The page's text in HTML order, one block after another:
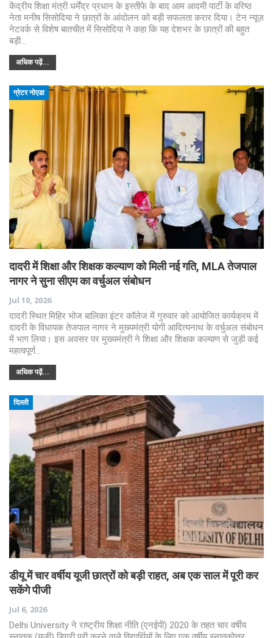
केंद्रीय शिक्षा मंत्री धर्मेंद्र प्रधान के इस्तीफे के बाद आम आदमी पार्टी के वरिष्ठ
नेता मनीष सिसोदिया ने छात्रों के आंदोलन को बड़ी सफलता करार दिया। टेन न्यूज़
नेटवर्क से विशेष बातचीत में सिसोदिया ने कहा कि यह देशभर के छात्रों की बहुत
बड़ी…
अधिक पढ़ें...
ग्रेटर नोएडा
दादरी में शिक्षा और शिक्षक कल्याण को मिली नई गति, MLA तेजपाल
नागर ने सुना सीएम का वर्चुअल संबोधन
Jul 10, 2026
दादरी स्थित मिहिर भोज बालिका इंटर कॉलेज में गुरुवार को आयोजित कार्यक्रम में
दादरी के विधायक तेजपाल नागर ने मुख्यमंत्री योगी आदित्यनाथ के वर्चुअल संबोधन
में भाग लिया। इस अवसर पर मुख्यमंत्री ने शिक्षा और शिक्षक कल्याण से जुड़ी कई
महत्वपूर्ण…
अधिक पढ़ें...
दिल्ली
डीयू में चार वर्षीय यूजी छात्रों को बड़ी राहत, अब एक साल में पूरी कर
सकेंगे पीजी
Jul 6, 2026
Delhi University ने राष्ट्रीय शिक्षा नीति (एनईपी) 2020 के तहत चार वर्षीय